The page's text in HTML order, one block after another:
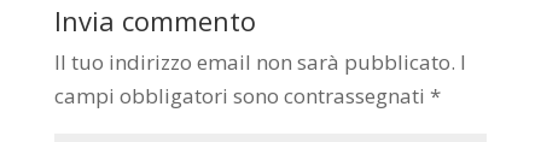
Invia commento
Il tuo indirizzo email non sarà pubblicato. I
campi obbligatori sono contrassegnati *